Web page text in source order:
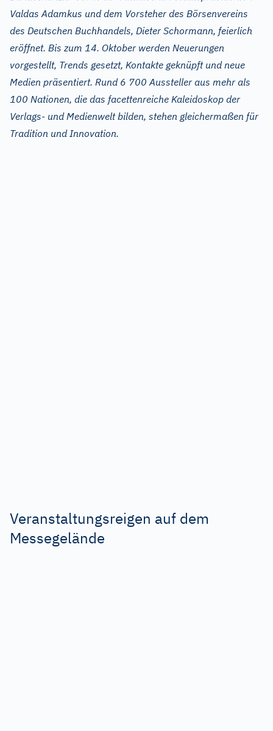
Valdas Adamkus und dem Vorsteher des Börsenvereins
des Deutschen Buchhandels, Dieter Schormann, feierlich
eröffnet. Bis zum 14. Oktober werden Neuerungen
vorgestellt, Trends gesetzt, Kontakte geknüpft und neue
Medien präsentiert. Rund 6 700 Aussteller aus mehr als
100 Nationen, die das facettenreiche Kaleidoskop der
Verlags- und Medienwelt bilden, stehen gleichermaßen für
Tradition und Innovation.
Veranstaltungsreigen auf dem
Messegelände